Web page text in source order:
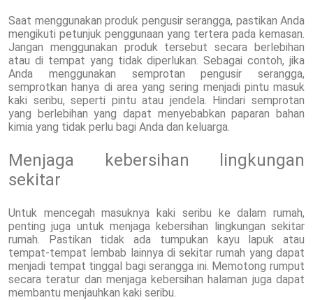
Saat menggunakan produk pengusir serangga, pastikan Anda
mengikuti petunjuk penggunaan yang tertera pada kemasan.
Jangan menggunakan produk tersebut secara berlebihan
atau di tempat yang tidak diperlukan. Sebagai contoh, jika
Anda menggunakan semprotan pengusir serangga,
semprotkan hanya di area yang sering menjadi pintu masuk
kaki seribu, seperti pintu atau jendela. Hindari semprotan
yang berlebihan yang dapat menyebabkan paparan bahan
kimia yang tidak perlu bagi Anda dan keluarga.
Menjaga kebersihan lingkungan
sekitar
Untuk mencegah masuknya kaki seribu ke dalam rumah,
penting juga untuk menjaga kebersihan lingkungan sekitar
rumah. Pastikan tidak ada tumpukan kayu lapuk atau
tempat-tempat lembab lainnya di sekitar rumah yang dapat
menjadi tempat tinggal bagi serangga ini. Memotong rumput
secara teratur dan menjaga kebersihan halaman juga dapat
membantu menjauhkan kaki seribu.